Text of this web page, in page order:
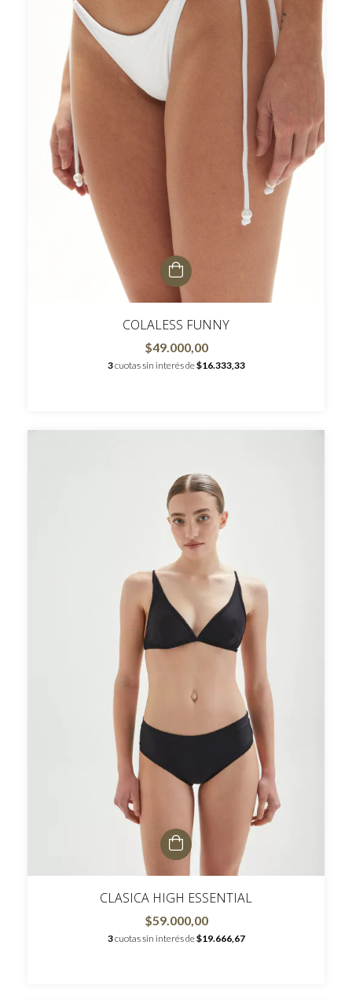
COLALESS FUNNY
$49.000,00
3cuotas sin interés de$16.333,33
CLASICA HIGH ESSENTIAL
$59.000,00
3cuotas sin interés de$19.666,67